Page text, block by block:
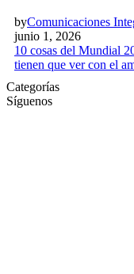
byComunicaciones
junio 1, 2026
10 cosas del Mundial
tienen que ver con el
Categorías
Síguenos